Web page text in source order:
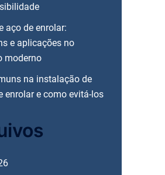
aço de enrolar:
e aplicações no
moderno
na instalação de
enrolar e como evitá-los